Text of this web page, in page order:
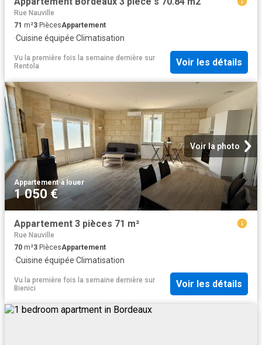
Rue Nauville
71 m²3 PiècesAppartement
·Cuisine équipée·Climatisation
Vu la première fois la semaine dernière sur
Rentola
Voir les détails
Voir la photo
Appartement·à louer
1 050 €
Appartement 3 pièces 71 m²
Rue Nauville
70 m²3 PiècesAppartement
·Cuisine équipée·Climatisation
Vu la première fois la semaine dernière sur
Bienici
Voir les détails